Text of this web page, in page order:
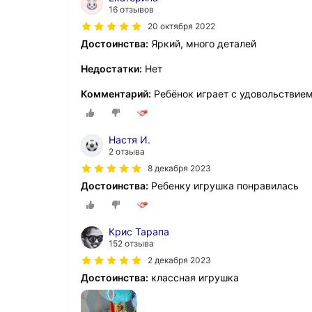
16 отзывов
20 октября 2022
Достоинства: Яркий, много деталей
Недостатки: Нет
Комментарий: Ребёнок играет с
Настя И.
2 отзыва
8 декабря 2023
Достоинства: Ребенку игрушка понравилась
Крис Тарапа
152 отзыва
2 декабря 2023
Достоинства: классная игрушка